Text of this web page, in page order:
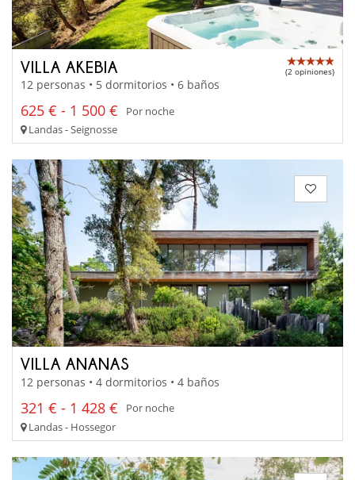
VILLA AKEBIA (2 opiniones)
12 personas • 5 dormitorios • 6 baños
625 € - 1 500 €
Por noche
Landas - Seignosse
VILLA ANANAS
12 personas • 4 dormitorios • 4 baños
321 € - 1 428 €
Por noche
Landas - Hossegor